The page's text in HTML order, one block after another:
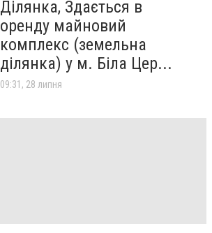
Ділянка, Здається в
оренду майновий
комплекс (земельна
ділянка) у м. Біла Цер...
09:31, 28 липня